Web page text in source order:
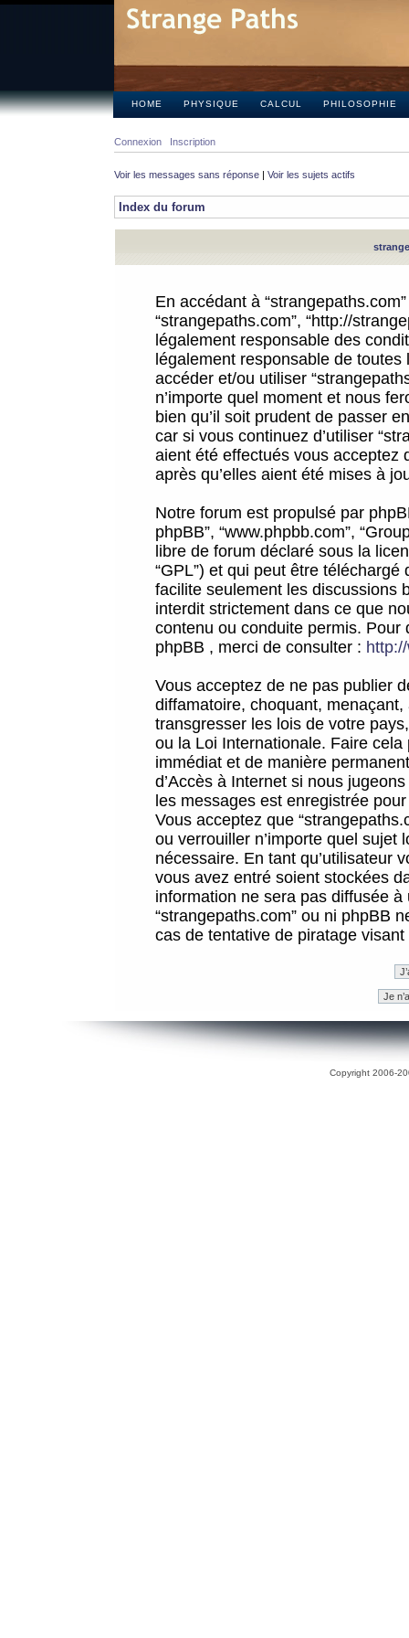
HOME PHYSIQUE CALCUL PHILOSOPHIE
Connexion Inscription
Voir les messages sans réponse | Voir les sujets actifs
Index du forum
En accédant à
“strangepaths.com”, “http://
légalement responsable des
légalement responsable de
accéder et/ou utiliser
n’importe quel moment et nous
bien qu’il soit prudent de passer
car si vous continuez d’utiliser
aient été effectués vous acceptez
après qu’elles aient été mises à
Notre forum est propulsé par
phpBB”, “www.phpbb.com”,
libre de forum déclaré sous la
“GPL”) et qui peut être téléchargé
facilite seulement les discussions
interdit strictement dans ce que
contenu ou conduite permis.
phpBB , merci de consulter :
Vous acceptez de ne pas publier
diffamatoire, choquant,
transgresser les lois de votre
ou la Loi Internationale. Faire
immédiat et de manière
d’Accès à Internet si nous
les messages est enregistrée
Vous acceptez que
ou verrouiller n’importe quel sujet
nécessaire. En tant qu’utilisateur
vous avez entré soient stockées
information ne sera pas diffusée
“strangepaths.com” ou ni phpBB
cas de tentative de piratage
Copyright 2006-